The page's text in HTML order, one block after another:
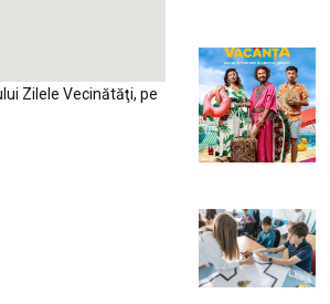
Zilele Vecinătăţi, pe